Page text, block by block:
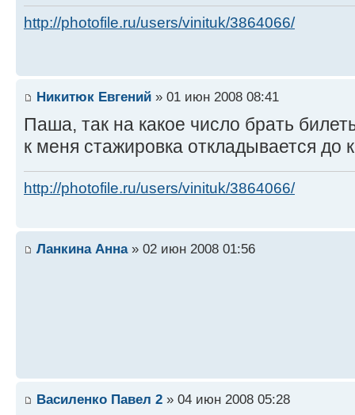
http://photofile.ru/users/vinituk/3864066/
Никитюк Евгений » 01 июн 2008 08:41
Паша, так на какое число брать
к меня стажировка откладывается до
http://photofile.ru/users/vinituk/3864066/
Ланкина Анна» 02 июн 2008 01:56
Василенко Павел 2 » 04 июн 2008 05:28